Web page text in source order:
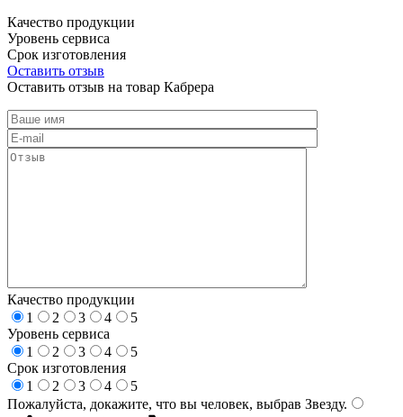
Качество продукции
Уровень сервиса
Срок изготовления
Оставить отзыв
Оставить отзыв на товар Кабрера
Качество продукции
1
2 3 4
5
Уровень сервиса
1
2 3 4
5
Срок изготовления
1
2 3 4
5
Пожалуйста, докажите, что вы человек, выбрав Звезду.